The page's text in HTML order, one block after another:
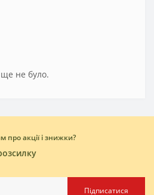
ще не було.
про акції і знижки?
Підписатися